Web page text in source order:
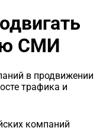
СМИ
в продвижении
трафика и
компаний